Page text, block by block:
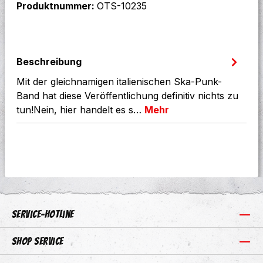
Produktnummer: OTS-10235
Beschreibung
Mit der gleichnamigen italienischen Ska-Punk-
Band hat diese Veröffentlichung definitiv nichts zu
tun!Nein, hier handelt es s… Mehr
Service-Hotline
Shop Service